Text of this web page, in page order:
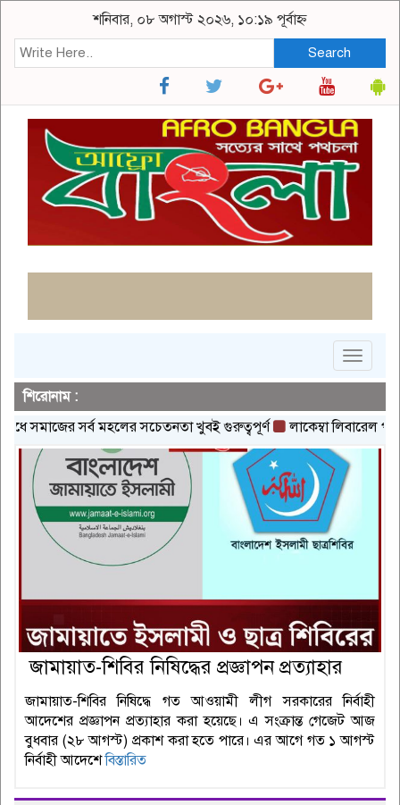
শনিবার, ০৮ অগাস্ট ২০২৬, ১০:১৯ পূর্বাহ্ন
Search
Toggle
শিরোনাম :
সচেতনতা খুবই গুরুত্বপূর্ণ
লাকেম্বা লিবারেল পার্টির জাঁকজমকপূর্ণ
জামায়াত-শিবির নিষিদ্ধের প্রজ্ঞাপন প্রত্যাহার
জামায়াত-শিবির নিষিদ্ধে গত আওয়ামী লীগ সরকারের নির্বাহী
আদেশের প্রজ্ঞাপন প্রত্যাহার করা হয়েছে। এ সংক্রান্ত গেজেট আজ
বুধবার (২৮ আগস্ট) প্রকাশ করা হতে পারে। এর আগে গত ১ আগস্ট
নির্বাহী আদেশেবিস্তারিত